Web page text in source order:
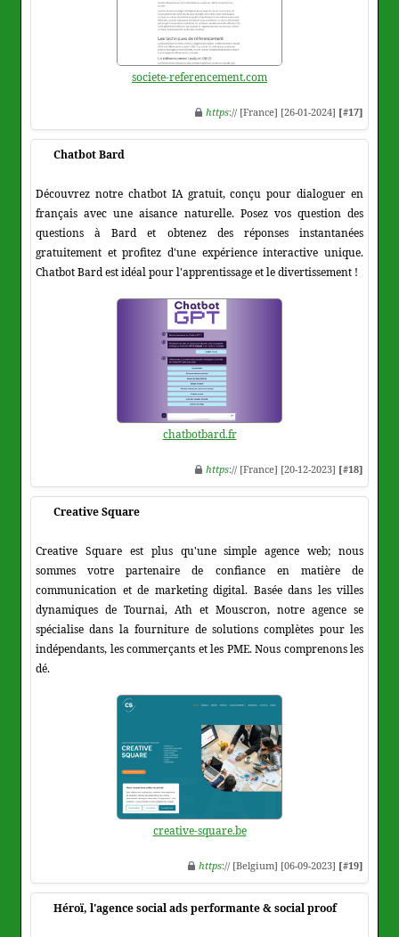
societe-referencement.com
https:// [France] [26-01-2024] [#17]
Chatbot Bard
Découvrez notre chatbot IA gratuit, conçu pour dialoguer en
français avec une aisance naturelle. Posez vos question des
questions à Bard et obtenez des réponses instantanées
gratuitement et profitez d'une expérience interactive unique.
Chatbot Bard est idéal pour l'apprentissage et le divertissement !
chatbotbard.fr
https:// [France] [20-12-2023] [#18]
Creative Square
Creative Square est plus qu'une simple agence web; nous
sommes votre partenaire de confiance en matière de
communication et de marketing digital. Basée dans les villes
dynamiques de Tournai, Ath et Mouscron, notre agence se
spécialise dans la fourniture de solutions complètes pour les
indépendants, les commerçants et les PME. Nous comprenons les
dé.
creative-square.be
https:// [Belgium] [06-09-2023] [#19]
Héroï, l'agence social ads performante & social proof